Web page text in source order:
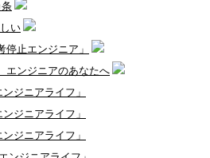
い
止エンジニア」
エンジニアのあなたへ
ジニアライフ」
ジニアライフ」
ジニアライフ」